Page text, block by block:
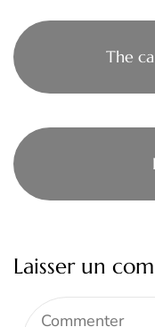
The
Laisser un